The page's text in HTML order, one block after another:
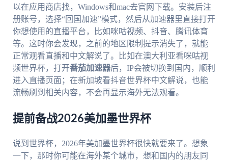
以在应用商店找，Windows和mac去官网下载。安装后注
册账号，选择“回国加速”模式，然后从加速器里直接打开
你想使用的直播平台，比如咪咕视频、抖音、腾讯体育
等。这时你会发现，之前的地区限制提示消失了，就能
正常观看直播和中文解说了。比如在澳大利亚看咪咕视
频世界杯，打开番茄加速器后，IP会被切换到国内，顺利
进入直播页面；在新加坡看抖音世界杯中文解说，也能
流畅刷到相关内容，不会再显示海外无法观看。
提前备战2026美加墨世界杯
说到世界杯，2026年美加墨世界杯很快就要来了。想象
一下，那时你可能在海外某个城市，想和国内的朋友同